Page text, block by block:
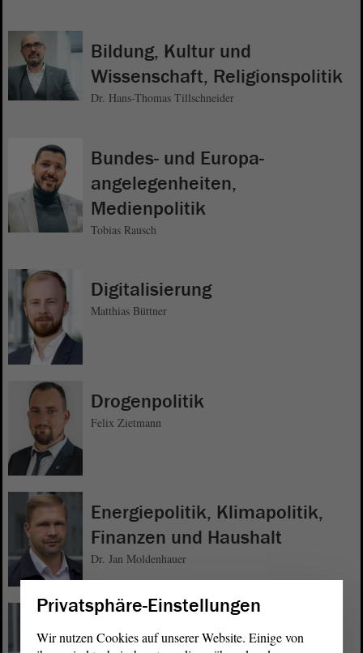
Bildung, Kultur und
Wissenschaft, Religionspolitik
Dr. Hans-Thomas Tillschneider
Bundes- und Europa-
angelegenheiten,
Medienpolitik
Tobias Rausch
Digitalisierung
Matthias Büttner
Drogenpolitik
Felix Zietmann
Energiepolitik, Klimapolitik,
Finanzen und Haushalt
Dr. Jan Moldenhauer
Familien- und Jugendpolitik
Gordon Köhler
Privatsphäre-Einstellungen
Wir nutzen Cookies auf unserer Website. Einige von